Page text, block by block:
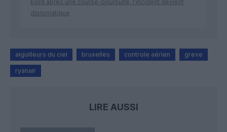
bord après une course-poursuite, l’incident devient
diplomatique
aiguilleurs du ciel bruxelles controle aérien greve
ryanair
LIRE AUSSI